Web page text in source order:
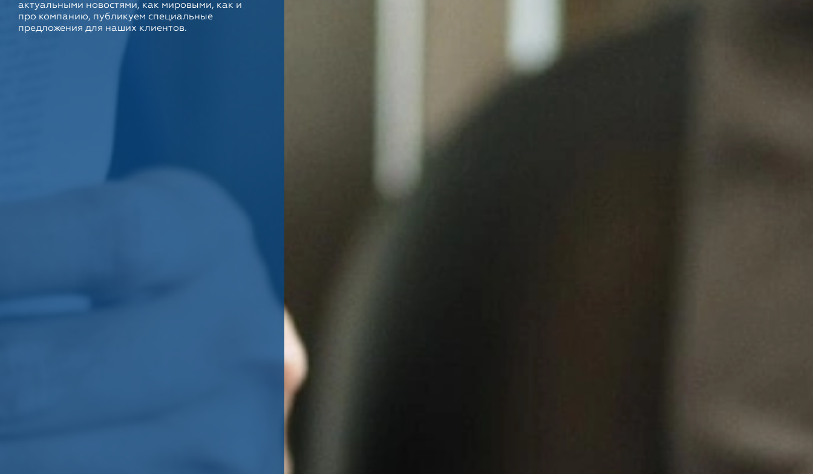
актуальными новостями, как мировыми, как и
про компанию, публикуем специальные
предложения для наших клиентов.